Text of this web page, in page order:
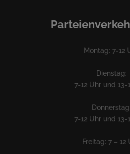
Montag: 7-12
Dienstag:
7-12 Uhr und 13-
Donnerstag:
7-12 Uhr und 13-
Freitag: 7 – 12